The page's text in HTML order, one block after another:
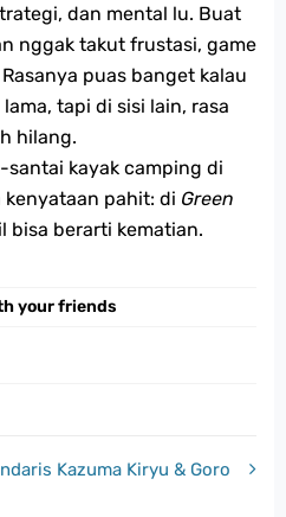
dan mental lu. Buat
nggak takut frustasi, game
puas banget kalau
tapi di sisi lain, rasa
hilang.
santai kayak camping di
pahit: di Green
bisa berarti kematian.
your friends
Kazuma Kiryu & Goro